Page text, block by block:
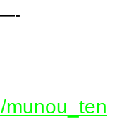
munou_ten